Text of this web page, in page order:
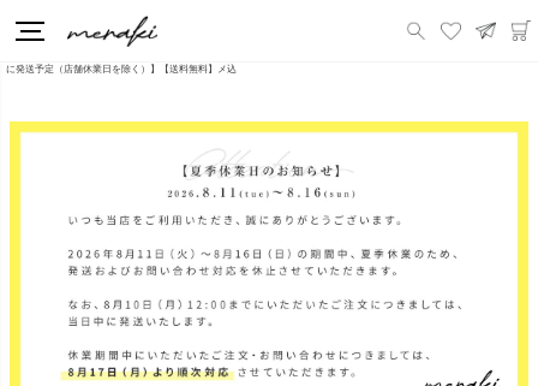
HOME
新商品
に発送予定（店舗休業日を除く）】【送料無料】メ込